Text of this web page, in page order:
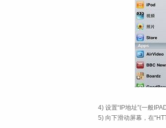
4) 设置“IP地址”(一般
5) 向下滑动屏幕，在